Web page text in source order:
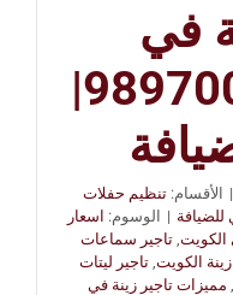
في
الكويت |98970040|
| الأقسام: تنظيم حفلات
| الوسوم: اسعار
الكويت ,تاجير سماعات
الكويت تاجير ليتات
مميزات تاجير زينة في